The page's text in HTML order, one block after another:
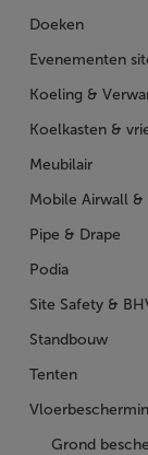
Doeken
Evenementen
Koeling &
Koelkasten &
Meubilair
Mobile Airwall &
Pipe & Drape
Podia
Site Safety &
Standbouw
Tenten
Grond